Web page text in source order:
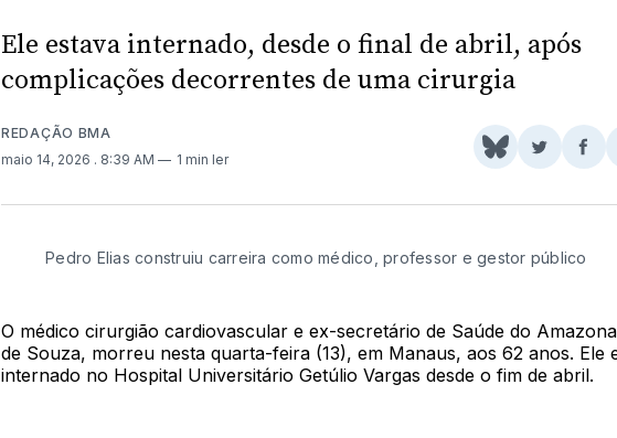
Ele estava internado, desde o final de abril, após
complicações decorrentes de uma cirurgia
REDAÇÃO BMA
maio 14, 2026 . 8:39 AM 1 min ler
Share
BlueSkyTwitter
Pedro Elias construiu carreira como médico, professor e gestor público
O médico cirurgião cardiovascular e ex-secretário de Saúde do
de Souza, morreu nesta quarta-feira (13), em Manaus, aos 62 anos. Ele
internado no Hospital Universitário Getúlio Vargas desde o fim de abril.